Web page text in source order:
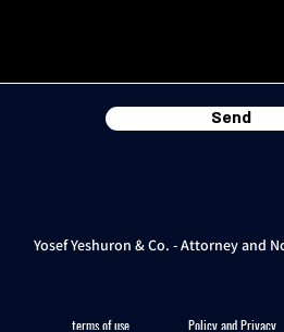
Send
Yosef Yeshuron & Co. - Attorney and
terms of use Policy and Privacy